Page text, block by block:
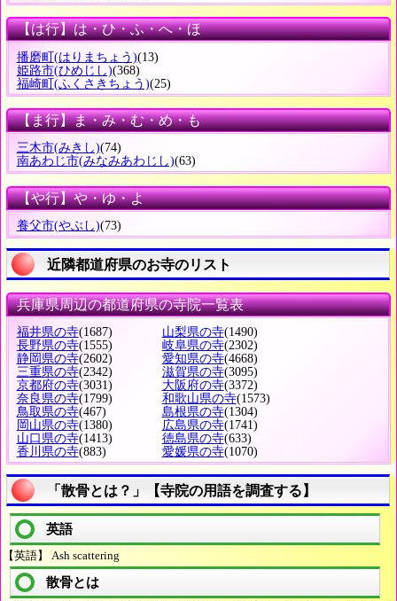
【は行】は・ひ・ふ・へ・ほ
播磨町(はりまちょう)(13)
姫路市(ひめじし)(368)
福崎町(ふくさきちょう)(25)
【ま行】ま・み・む・め・も
三木市(みきし)(74)
南あわじ市(みなみあわじし)(63)
【や行】や・ゆ・よ
養父市(やぶし)(73)
近隣都道府県のお寺のリスト
兵庫県周辺の都道府県の寺院一覧表
福井県の寺(1687) 山梨県の寺(1490)
長野県の寺(1555) 岐阜県の寺(2302)
静岡県の寺(2602) 愛知県の寺(4668)
三重県の寺(2342) 滋賀県の寺(3095)
京都府の寺(3031) 大阪府の寺(3372)
奈良県の寺(1799) 和歌山県の寺(1573)
鳥取県の寺(467) 島根県の寺(1304)
岡山県の寺(1380) 広島県の寺(1741)
山口県の寺(1413) 徳島県の寺(633)
香川県の寺(883) 愛媛県の寺(1070)
「散骨とは？」【寺院の用語を調査する】
英語
【英語】 Ash scattering
散骨とは